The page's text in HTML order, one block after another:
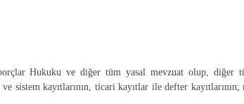
Hukuku ve diğer tüm yasal mevzuat olup, diğer
kayıtlarının, ticari kayıtlar ile defter